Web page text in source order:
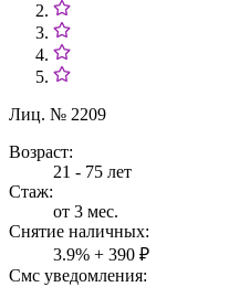
Лиц. № 2209
Возраст:
21 - 75 лет
Стаж:
от 3 мес.
Снятие наличных:
3.9% + 390 ₽
Смс уведомления: